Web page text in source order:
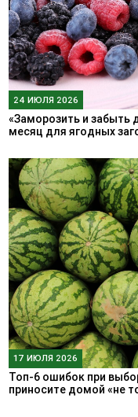
24 ИЮЛЯ 2026
«Заморозить и
месяц для ягодных
17 ИЮЛЯ 2026
Топ-6 ошибок при
приносите домой «не